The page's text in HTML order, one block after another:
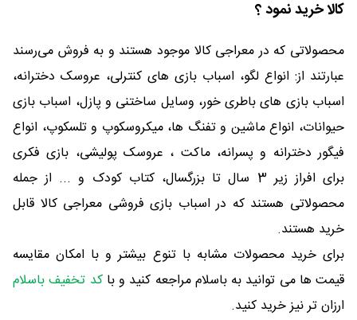
کالا خرید نمود ؟
محصولاتی که در معراجی کالا موجود هستند و به فروش می‌رسند
عبارتند از: انواع لگو، اسباب بازی های کنترلی، عروسک دخترانه،
اسباب بازی های باطری خور، وسایل ساختنی و پازل، اسباب بازی
حیوانات، انواع ماشین و تفنگ ها، میکروسکوپ و تلسکوپ، انواع
فیگور دخترانه و پسرانه، ماکت ، عروسک پولیشی، بازی فکری
برای افراز زیر 3 سال تا بزرگسال، کتاب کودک و ... از جمله
محصولاتی هستند که در اسباب بازی فروشی معراجی کالا قابل
خرید هستند.
برای خرید محصولات مشابه با تنوع بیشتر و با امکان مقایسه
قیمت ها می توانید به باسلام مراجعه کنید و باکد تخفیف باسلام
ارزان تر نیز خرید کنید.